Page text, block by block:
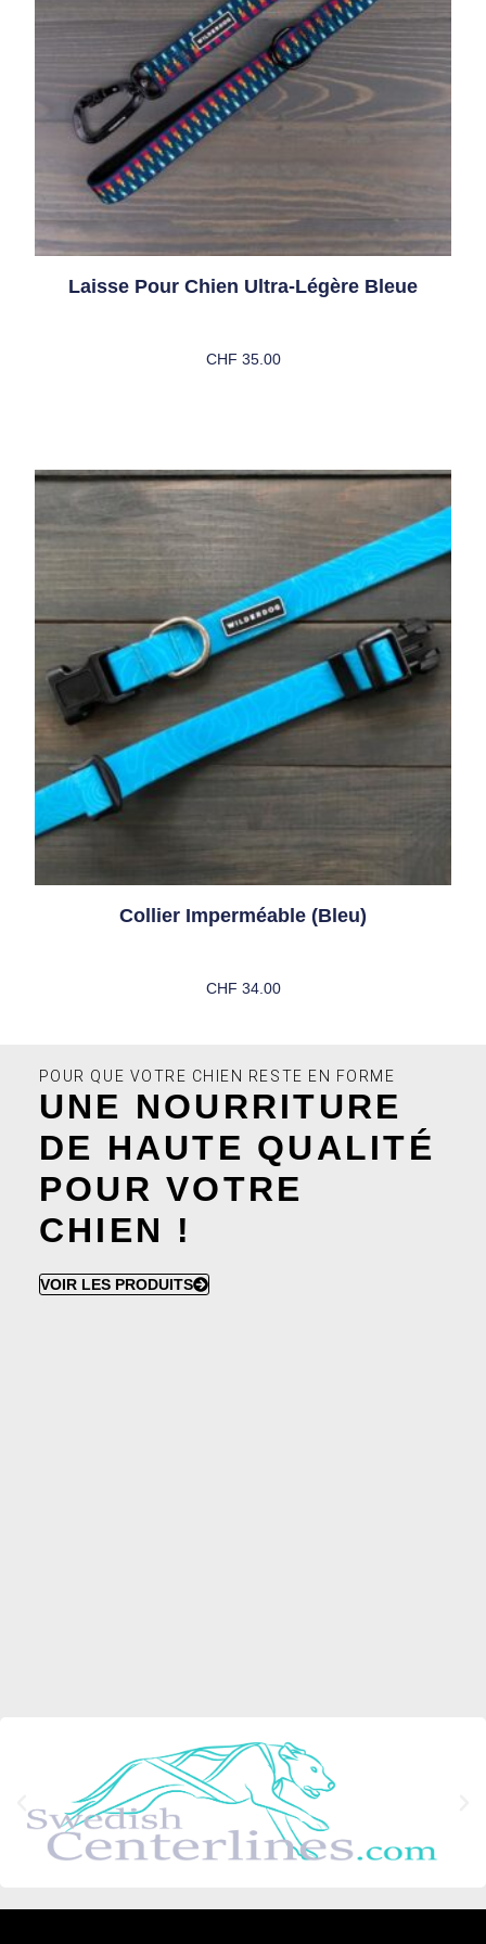
Laisse Pour Chien Ultra-Légère Bleue
CHF 35.00
Collier Imperméable (bleu)
CHF 34.00
POUR QUE VOTRE CHIEN RESTE EN FORME
UNE NOURRITURE
DE HAUTE QUALITÉ
POUR VOTRE
CHIEN !
VOIR LES PRODUITS